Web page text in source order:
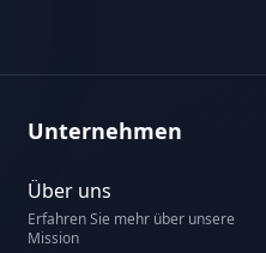
Unternehmen
Über uns
Erfahren Sie mehr über unsere
Mission